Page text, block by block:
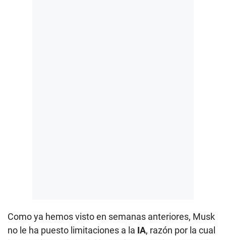
Como ya hemos visto en semanas anteriores, Musk
no le ha puesto limitaciones a la IA, razón por la cual